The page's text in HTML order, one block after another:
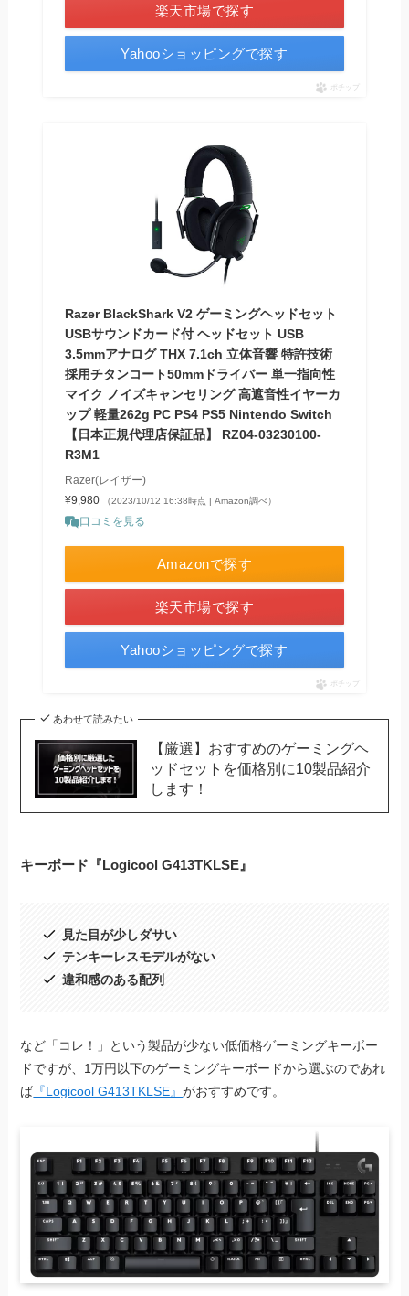
楽天市場で探す
Yahooショッピングで探す
ポチップ
Razer BlackShark V2 ゲーミングヘッドセット
USBサウンドカード付 ヘッドセット USB
3.5mmアナログ THX 7.1ch 立体音響 特許技術
採用チタンコート50mmドライバー 単一指向性
マイク ノイズキャンセリング 高遮音性イヤーカ
ップ 軽量262g PC PS4 PS5 Nintendo Switch
【日本正規代理店保証品】 RZ04-03230100-
R3M1
Razer(レイザー)
¥9,980
（2023/10/12 16:38時点 | Amazon調べ）
口コミを見る
Amazonで探す
楽天市場で探す
Yahooショッピングで探す
ポチップ
あわせて読みたい
【厳選】おすすめのゲーミングヘ
ッドセットを価格別に10製品紹介
します！
キーボード『Logicool G413TKLSE』
見た目が少しダサい
テンキーレスモデルがない
違和感のある配列
など「コレ！」という製品が少ない低価格ゲーミングキーボー
ドですが、1万円以下のゲーミングキーボードから選ぶのであれ
ば 『Logicool G413TKLSE』がおすすめです。